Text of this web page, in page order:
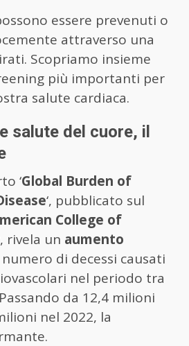
essere prevenuti o
attraverso una
Scopriamo insieme
più importanti per
salute cardiaca.
salute del cuore, il
‘Global Burden of
‘, pubblicato sul
College of
rivela un aumento
di decessi causati
nel periodo tra
da 12,4 milioni
nel 2022, la